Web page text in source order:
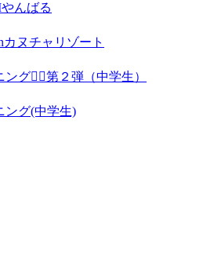
んばる
ヌチャリゾート
グ🚴‍♀️第２弾（中学生）
ング(中学生)